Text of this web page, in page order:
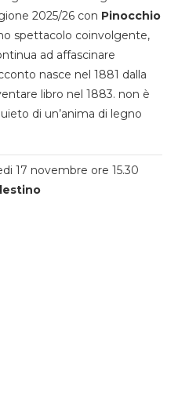
2025/26 con Pinocchio
spettacolo coinvolgente,
ad affascinare
nasce nel 1881 dalla
libro nel 1883. non è
di un’anima di legno
17 novembre ore 15.30